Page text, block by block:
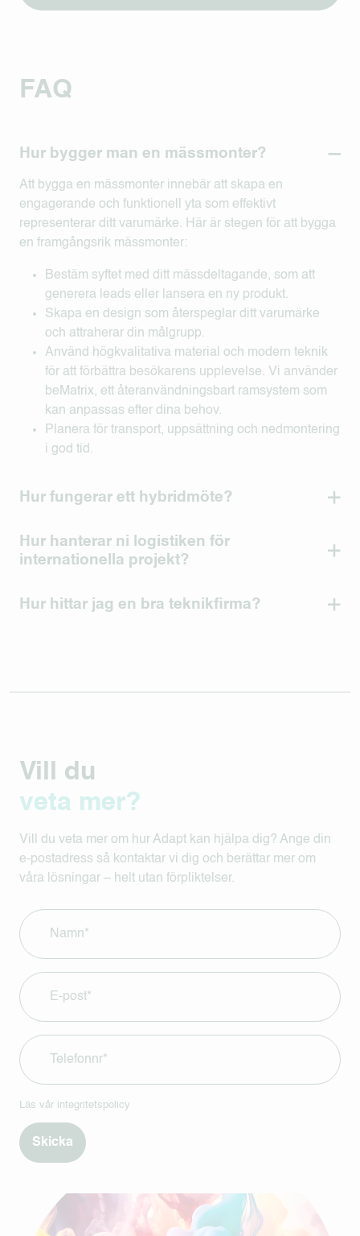
FAQ
Hur bygger man en mässmonter?
Att bygga en mässmonter innebär att skapa en
engagerande och funktionell yta som effektivt
representerar ditt varumärke. Här är stegen för att bygga
en framgångsrik mässmonter:
Bestäm syftet med ditt mässdeltagande, som att
generera leads eller lansera en ny produkt.
Skapa en design som återspeglar ditt varumärke
och attraherar din målgrupp.
Använd högkvalitativa material och modern teknik
för att förbättra besökarens upplevelse. Vi använder
beMatrix, ett återanvändningsbart ramsystem som
kan anpassas efter dina behov.
Planera för transport, uppsättning och nedmontering
i god tid.
Hur fungerar ett hybridmöte?
Hur hanterar ni logistiken för
internationella projekt?
Hur hittar jag en bra teknikfirma?
Vill du
veta mer?
Vill du veta mer om hur Adapt kan hjälpa dig? Ange din
e-postadress så kontaktar vi dig och berättar mer om
våra lösningar – helt utan förpliktelser.
Name
(Required)
E-
mail
(Required)
Phone
(Required)
Läs vår integritetspolicy